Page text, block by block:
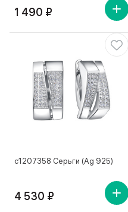
1 490 ₽
с1207358 Серьги (Ag 925)
4 530 ₽